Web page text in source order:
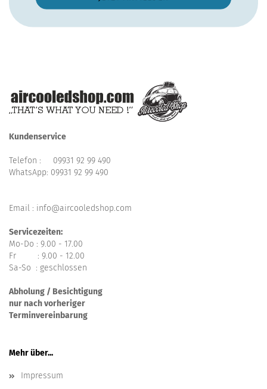
Kundenservice
Telefon : 09931 92 99 490
WhatsApp: 09931 92 99 490
Email : info@aircooledshop.com
Servicezeiten:
Mo-Do : 9.00 - 17.00
Fr : 9.00 - 12.00
Sa-So : geschlossen
Abholung / Besichtigung
nur nach vorheriger
Terminvereinbarung
Mehr über...
Impressum